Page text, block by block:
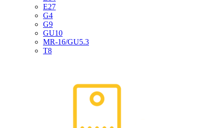
E27
G4
G9
GU10
MR-16/GU5.3
T8